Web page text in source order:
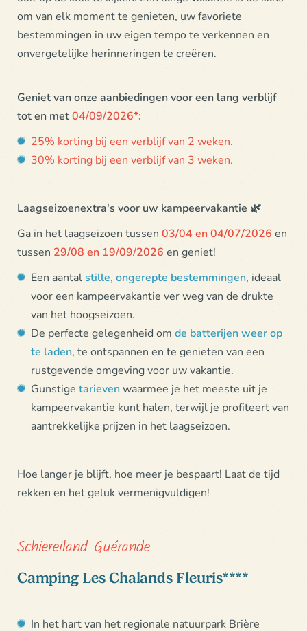
om van elk moment te genieten, uw favoriete
bestemmingen in uw eigen tempo te verkennen en
onvergetelijke herinneringen te creëren.
Geniet van onze aanbiedingen voor een lang verblijf
tot en met04/09/2026*:
25% korting bij een verblijf van 2 weken.
30% korting bij een verblijf van 3 weken.
Laagseizoenextra's voor uw kampeervakantie 🌿
Ga in het laagseizoen tussen 03/04 en 04/07/2026 en
tussen 29/08 en 19/09/2026 en geniet!
Een aantal stille, ongerepte bestemmingen, ideaal
voor een kampeervakantie ver weg van de drukte
van het hoogseizoen.
De perfecte gelegenheid om de batterijen weer op
te laden, te ontspannen en te genieten van een
rustgevende omgeving voor uw vakantie.
Gunstige tarievenwaarmee je het meeste uit je
kampeervakantie kunt halen, terwijl je profiteert van
aantrekkelijke prijzen in het laagseizoen.
Hoe langer je blijft, hoe meer je bespaart! Laat de tijd
rekken en het geluk vermenigvuldigen!
Schiereiland Guérande
Camping Les Chalands Fleuris****
In het hart van het regionale natuurpark Brière